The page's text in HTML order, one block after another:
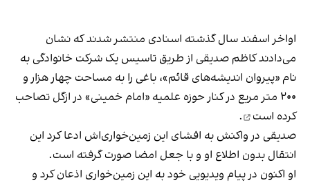
اواخر اسفند سال گذشته اسنادی منتشر شدند که نشان
می‌دادند کاظم صدیقی از طریق تاسیس یک شرکت خانوادگی به
نام «پیروان اندیشه‌های قائم»، باغی را به مساحت چهار هزار و
۲۰۰ متر مربع در کنار حوزه علمیه «امام خمینی» در ازگل
تصاحب
کرده است
.
صدیقی در واکنش به افشای این زمین‌خواری‌اش ادعا کرد این
انتقال بدون اطلاع او و با جعل امضا صورت گرفته است.
او اکنون در پیام ویدیویی خود به این زمین‌خواری اذعان کرد و